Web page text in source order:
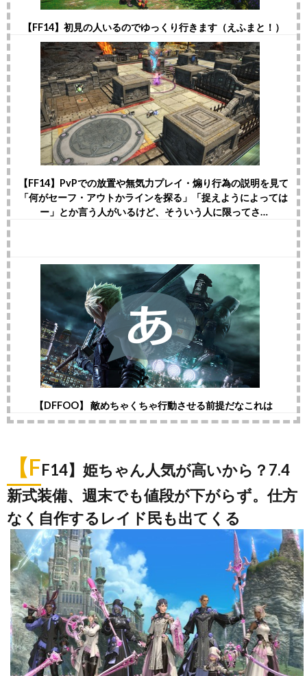
【FF14】初見の人いるのでゆっくり行きます（えふまと！）
【FF14】PvPでの放置や無気力プレイ・煽り行為の説明を見て
「何がセーフ・アウトかラインを探る」「捉えようによっては
ー」とか言う人がいるけど、そういう人に限ってさ…
【DFFOO】 敵めちゃくちゃ行動させる前提だなこれは
【FF14】姫ちゃん人気が高いから？7.4
新式装備、週末でも値段が下がらず。仕方
なく自作するレイド民も出てくる